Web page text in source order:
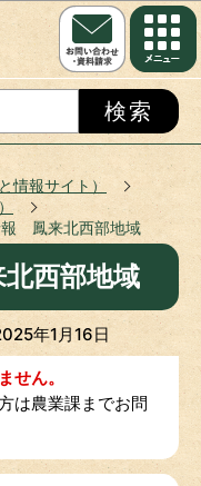
移動
情報サイト）
報 鳳来北西部地域
西部地域
年1月16日
せん。
は農業課までお問